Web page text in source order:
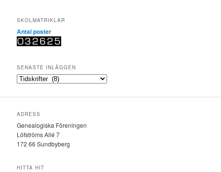
SKOLMATRIKLAR
Antal poster
SENASTE INLÄGGEN
SENASTE
ADRESS
Genealogiska Föreningen
Löfströms Allé 7
172 66 Sundbyberg
HITTA HIT